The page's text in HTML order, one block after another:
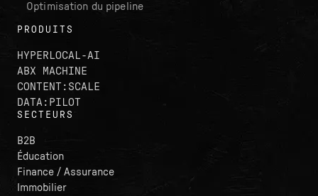
Optimisation du pipeline
PRODUITS
HYPERLOCAL-AI
ABX MACHINE
CONTENT:SCALE
DATA:PILOT
SECTEURS
B2B
Éducation
Finance / Assurance
Immobilier